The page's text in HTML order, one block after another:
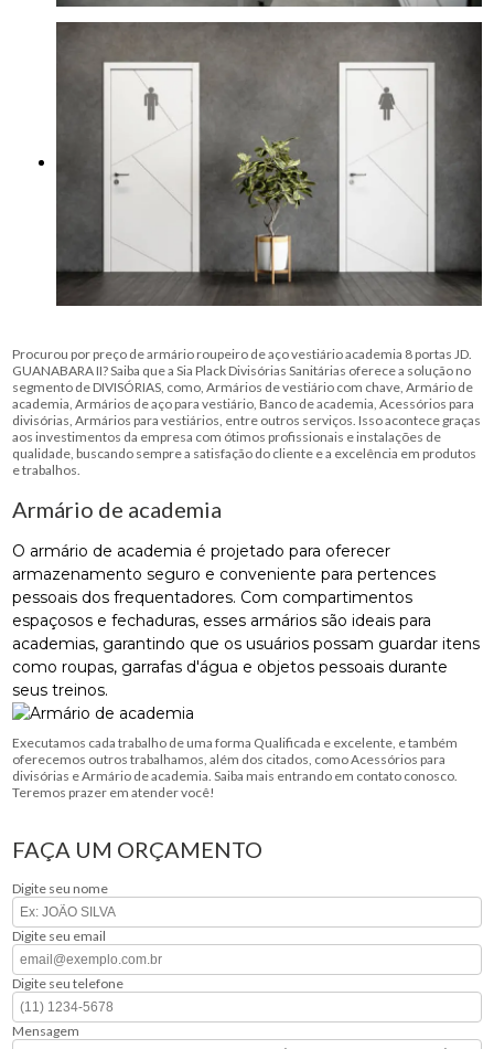
Procurou por preço de armário roupeiro de aço vestiário academia 8 portas JD.
GUANABARA II? Saiba que a Sia Plack Divisórias Sanitárias oferece a solução no
segmento de DIVISÓRIAS, como, Armários de vestiário com chave, Armário de
academia, Armários de aço para vestiário, Banco de academia, Acessórios para
divisórias, Armários para vestiários, entre outros serviços. Isso acontece graças
aos investimentos da empresa com ótimos profissionais e instalações de
qualidade, buscando sempre a satisfação do cliente e a excelência em produtos
e trabalhos.
Armário de academia
O armário de academia é projetado para oferecer
armazenamento seguro e conveniente para pertences
pessoais dos frequentadores. Com compartimentos
espaçosos e fechaduras, esses armários são ideais para
academias, garantindo que os usuários possam guardar itens
como roupas, garrafas d'água e objetos pessoais durante
seus treinos.
Executamos cada trabalho de uma forma Qualificada e excelente, e também
oferecemos outros trabalhamos, além dos citados, como Acessórios para
divisórias e Armário de academia. Saiba mais entrando em contato conosco.
Teremos prazer em atender você!
FAÇA UM ORÇAMENTO
Digite seu nome
Digite seu email
Digite seu telefone
Mensagem